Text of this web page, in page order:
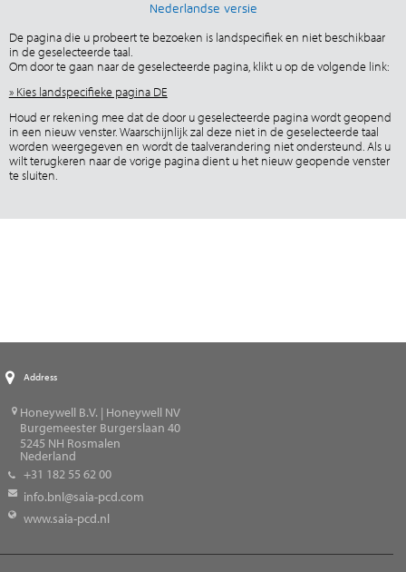
Nederlandse versie
De pagina die u probeert te bezoeken is landspecifiek en niet beschikbaar
in de geselecteerde taal.
Om door te gaan naar de geselecteerde pagina, klikt u op de volgende link:
» Kies landspecifieke pagina DE
Houd er rekening mee dat de door u geselecteerde pagina wordt geopend
in een nieuw venster. Waarschijnlijk zal deze niet in de geselecteerde taal
worden weergegeven en wordt de taalverandering niet ondersteund. Als u
wilt terugkeren naar de vorige pagina dient u het nieuw geopende venster
te sluiten.
Address
Honeywell B.V. | Honeywell NV
Burgemeester Burgerslaan 40
5245 NH Rosmalen
Nederland
+31 182 55 62 00
info.bnl@saia-pcd.com
www.saia-pcd.nl